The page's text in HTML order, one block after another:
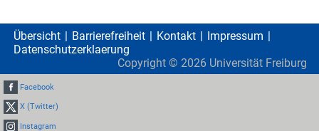
Übersicht Barrierefreiheit Kontakt
Impressum
Datenschutzerklaerung
Copyright © 2026 Universität Freiburg
Facebook
X (Twitter)
Instagram